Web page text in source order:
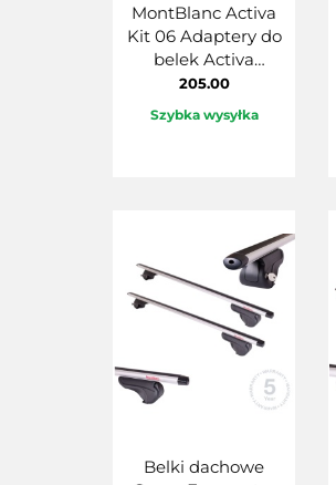
MontBlanc Activa
Kit 06 Adaptery do
belek Activa
MontBlanc
205.00
Szybka wysyłka
Belki dachowe